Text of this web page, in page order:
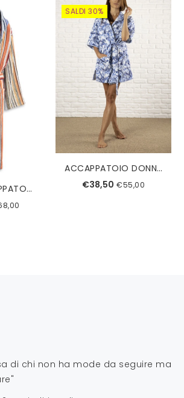
TABATA ACCAPPATOIO MISSONI
SALDI 30%
ACCAPPATOIO DONNA 6M98572 MARYPLAID
€38,50 €55,00
di chi non ha mode da seguire ma